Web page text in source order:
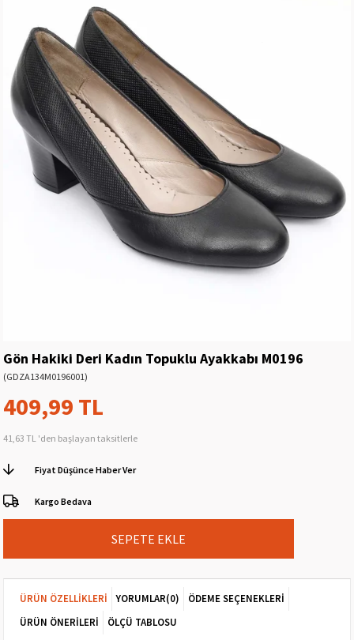
Gön Hakiki Deri Kadın Topuklu Ayakkabı M0196
(GDZA134M0196001)
409,99 TL
41,63 TL 'den başlayan taksitlerle
Fiyat Düşünce Haber Ver
Kargo Bedava
ÜRÜN ÖZELLIKLERI YORUMLAR(0)
ÖDEME SEÇENEKLERI
ÜRÜN ÖNERILERI
ÖLÇÜ TABLOSU